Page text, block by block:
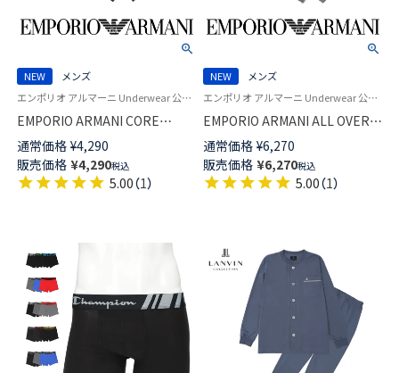
NEW
メンズ
エンポリオ アルマーニ Underwear 公式オンラインショップ 紳士 下着
EMPORIO ARMANI CORE
LOGOBAND コア ロゴバンド ボ
クサーパンツ 【S/M/L/XL】 前閉
じ EUサイズ メンズ 54066692
通常価格 ¥4,290
販売価格 ¥4,290税込
5.00（1）
NEW
メンズ
エンポリオ アルマーニ Underwear 公式オンラインショップ 紳士 下着
EMPORIO ARMANI ALL OVER
MICROFIBER オールオーバー
マイクロファイバー ボクサーパ
ンツ 【S/M/L/XL】 前閉じ EUサイ
ズ メンズ 54061072
通常価格 ¥6,270
販売価格 ¥6,270税込
5.00（1）